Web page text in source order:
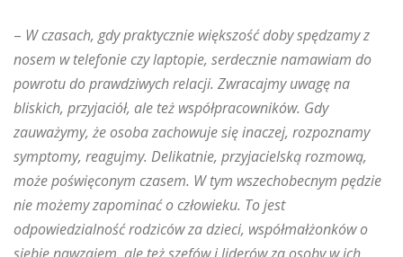
– W czasach, gdy praktycznie większość doby spędzamy z
nosem w telefonie czy laptopie, serdecznie namawiam do
powrotu do prawdziwych relacji. Zwracajmy uwagę na
bliskich, przyjaciół, ale też współpracowników. Gdy
zauważymy, że osoba zachowuje się inaczej, rozpoznamy
symptomy, reagujmy. Delikatnie, przyjacielską rozmową,
może poświęconym czasem. W tym wszechobecnym pędzie
nie możemy zapominać o człowieku. To jest
odpowiedzialność rodziców za dzieci, współmałżonków o